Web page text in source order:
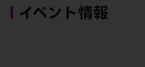
イベント情報